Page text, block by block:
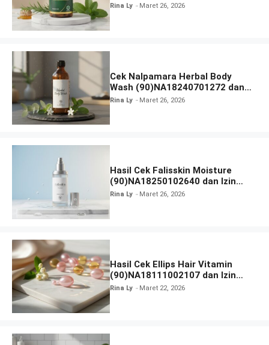
Rina Ly Maret 26, 2026
Cek Nalpamara Herbal Body
Wash (90)NA18240701272 dan
Izin Bpom
Rina Ly Maret 26, 2026
Hasil Cek Falisskin Moisture
(90)NA18250102640 dan Izin
BPOM
Rina Ly Maret 26, 2026
Hasil Cek Ellips Hair Vitamin
(90)NA18111002107 dan Izin
BPOM
Rina Ly Maret 22, 2026